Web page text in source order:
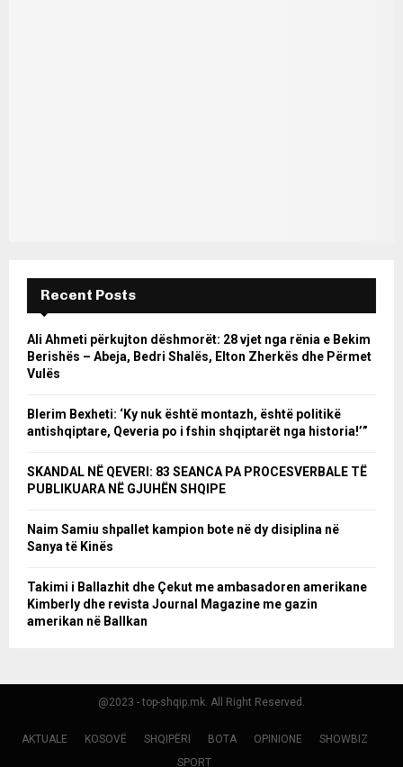
Recent Posts
Ali Ahmeti përkujton dëshmorët: 28 vjet nga rënia e Bekim
Berishës – Abeja, Bedri Shalës, Elton Zherkës dhe Përmet
Vulës
Blerim Bexheti: ‘Ky nuk është montazh, është politikë
antishqiptare, Qeveria po i fshin shqiptarët nga historia!’”
SKANDAL NË QEVERI: 83 SEANCA PA PROCESVERBALE TË
PUBLIKUARA NË GJUHËN SHQIPE
Naim Samiu shpallet kampion bote në dy disiplina në
Sanya të Kinës
Takimi i Ballazhit dhe Çekut me ambasadoren amerikane
Kimberly dhe revista Journal Magazine me gazin
amerikan në Ballkan
@2023 - top-shqip.mk. All Right Reserved.
AKTUALE KOSOVË SHQIPËRI BOTA OPINIONE
SHOWBIZ
SPORT